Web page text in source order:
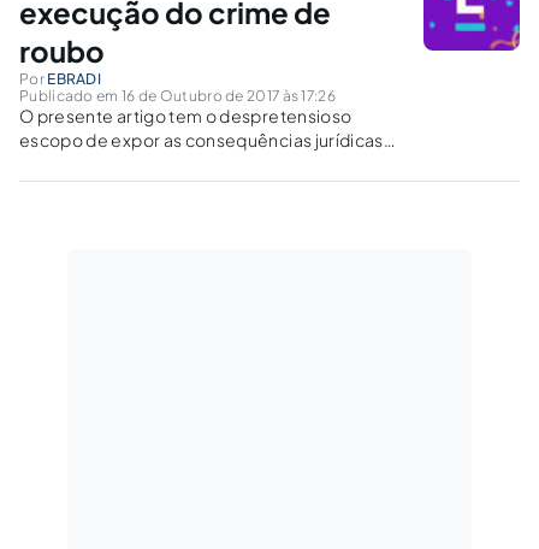
execução do crime de
roubo
Por EBRADI
Publicado em 16 de Outubro de 2017 às 17:26
O presente artigo tem o despretensioso
escopo de expor as consequências jurídicas
insculpido do artigo 157 do Código Penal.